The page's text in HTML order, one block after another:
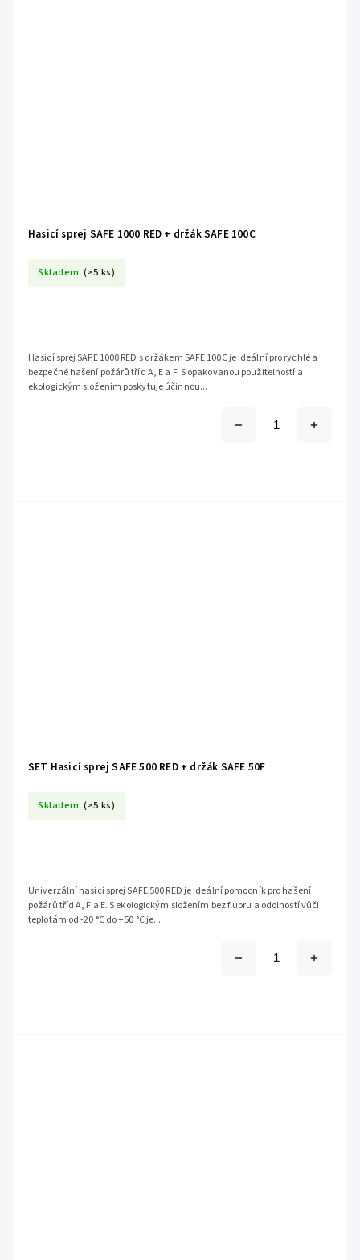
Hasicí sprej SAFE 1000 RED + držák SAFE 100C
Skladem (>5 ks)
Hasicí sprej SAFE 1000 RED s držákem SAFE 100C je ideální pro rychlé a
bezpečné hašení požárů tříd A, E a F. S opakovanou použitelností a
ekologickým složením poskytuje účinnou...
SET Hasicí sprej SAFE 500 RED + držák SAFE 50F
Skladem (>5 ks)
Univerzální hasicí sprej SAFE 500 RED je ideální pomocník pro hašení
požárů tříd A, F a E. S ekologickým složením bez fluoru a odolností vůči
teplotám od -20 °C do +50 °C je...